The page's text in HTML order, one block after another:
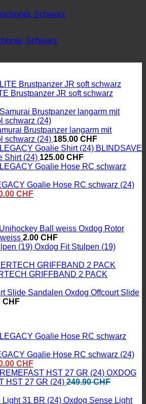
Schwarz
Brustpanzer JR soft schwarz
Brustpanzer langarm mit
schwarz (24) 185.00 CHF
BLINDSAVE
Shirt (24) 125.00 CHF
Goalie Hose RC schwarz (24)
CHFAktueller
Oxdog Rotor
2.00 CHF
Oxdog Fit Stulpen (19)
GRIFFBAND 2 PACK
Oxdog Offcourt Slide
CHF
Goalie Hose RC schwarz (24)
CHFAktueller
Preis
ist:
OXDOG
HST 27 GR (24) 249.90CHF
Oxdog Sense Light